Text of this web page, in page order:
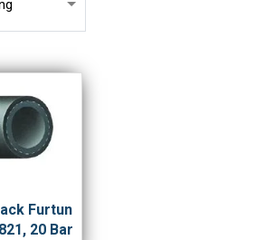
Furtun
20 Bar